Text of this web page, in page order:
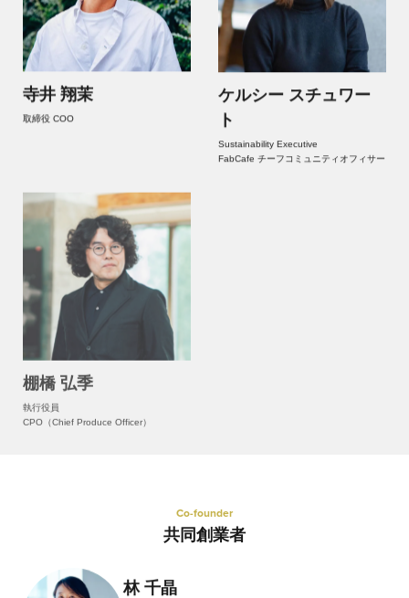
寺井 翔茉
取締役 COO
ケルシー スチュワー
ト
Sustainability Executive
FabCafe チーフコミュニティオフィサー
棚橋 弘季
CPO（Chief Produce Officer）
Co-founder
共同創業者
林 千晶